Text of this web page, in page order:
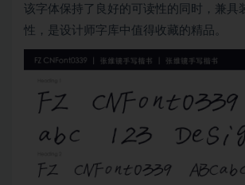
该字体保持了良好的可读性的同时，兼具
性，是设计师字库中值得收藏的精品。